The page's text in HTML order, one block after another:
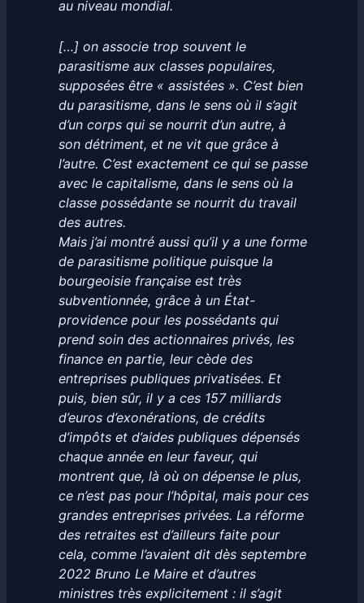
au niveau mondial.
[…] on associe trop souvent le
parasitisme aux classes populaires,
supposées être « assistées ». C’est bien
du parasitisme, dans le sens où il s’agit
d’un corps qui se nourrit d’un autre, à
son détriment, et ne vit que grâce à
l’autre. C’est exactement ce qui se passe
avec le capitalisme, dans le sens où la
classe possédante se nourrit du travail
des autres.
Mais j’ai montré aussi qu’il y a une forme
de parasitisme politique puisque la
bourgeoisie française est très
subventionnée, grâce à un État-
providence pour les possédants qui
prend soin des actionnaires privés, les
finance en partie, leur cède des
entreprises publiques privatisées. Et
puis, bien sûr, il y a ces 157 milliards
d’euros d’exonérations, de crédits
d’impôts et d’aides publiques dépensés
chaque année en leur faveur, qui
montrent que, là où on dépense le plus,
ce n’est pas pour l’hôpital, mais pour ces
grandes entreprises privées. La réforme
des retraites est d’ailleurs faite pour
cela, comme l’avaient dit dès septembre
2022 Bruno Le Maire et d’autres
ministres très explicitement : il s’agit